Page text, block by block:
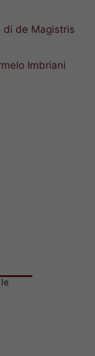
di de Magistris
Imbriani